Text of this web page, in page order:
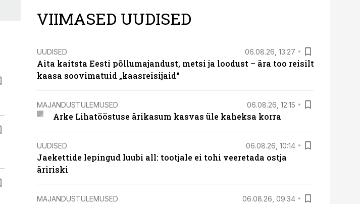
VIIMASED UUDISED
UUDISED 06.08.26, 13:27
Aita kaitsta Eesti põllumajandust, metsi ja loodust – ära too reisilt
kaasa soovimatuid „kaasreisijaid“
MAJANDUSTULEMUSED 06.08.26, 12:15
Arke Lihatööstuse ärikasum kasvas üle kaheksa korra
UUDISED 06.08.26, 10:14
Jaekettide lepingud luubi all: tootjale ei tohi veeretada ostja
äririski
MAJANDUSTULEMUSED 06.08.26, 09:34